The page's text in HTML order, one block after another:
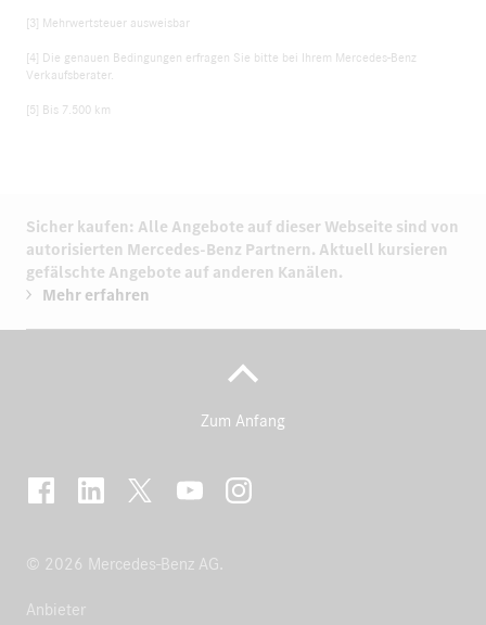
[3] Mehrwertsteuer ausweisbar
[4] Die genauen Bedingungen erfragen Sie bitte bei Ihrem Mercedes-Benz
Verkaufsberater.
[5] Bis 7.500 km
Sicher kaufen: Alle Angebote auf dieser Webseite sind von
autorisierten Mercedes-Benz Partnern. Aktuell kursieren
gefälschte Angebote auf anderen Kanälen.
Mehr erfahren
Zum Anfang
© 2026 Mercedes-Benz AG.
Anbieter